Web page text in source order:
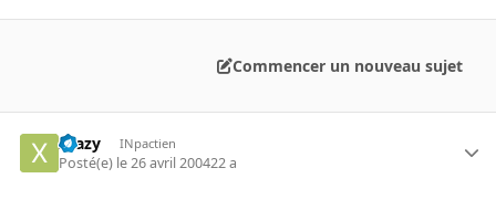
Commencer un nouveau sujet
Xtazy INpactien
Posté(e) le 26 avril 200422 a